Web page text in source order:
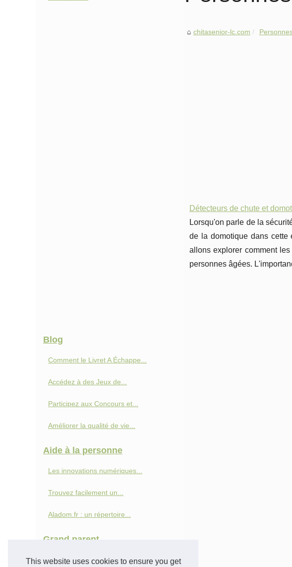
This website uses cookies to ensure you get
chitasenior-lc.com
Détecteurs de chute et
Lorsqu'on parle de la
de la domotique dans cette
allons explorer comment
personnes âgées.
Blog
Comment le Livret A Échappe...
Accédez à des Jeux de...
Participez aux Concours et...
Améliorer la qualité de vie...
Aide à la personne
Les innovations numériques...
Trouvez facilement un...
Aladom.fr : un répertoire...
Grand parent
Comment faire une donation...